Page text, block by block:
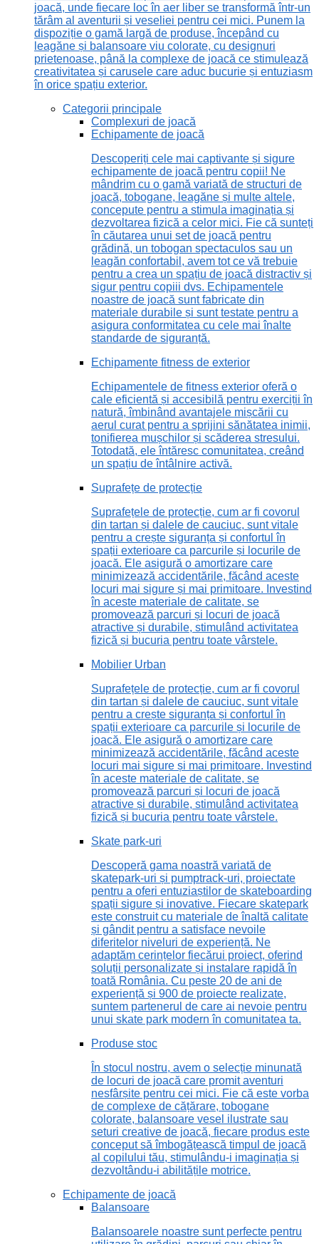
joacă, unde fiecare loc în aer liber se transformă într-un
tărâm al aventurii și veseliei pentru cei mici. Punem la
dispoziție o gamă largă de produse, începând cu
leagăne și balansoare viu colorate, cu designuri
prietenoase, până la complexe de joacă ce stimulează
creativitatea și carusele care aduc bucurie și entuziasm
în orice spațiu exterior.
Categorii principale
Complexuri de joacă
Echipamente de joacă
Descoperiți cele mai captivante și sigure
echipamente de joacă pentru copii! Ne
mândrim cu o gamă variată de structuri de
joacă, tobogane, leagăne și multe altele,
concepute pentru a stimula imaginația și
dezvoltarea fizică a celor mici. Fie că sunteți
în căutarea unui set de joacă pentru
grădină, un tobogan spectaculos sau un
leagăn confortabil, avem tot ce vă trebuie
pentru a crea un spațiu de joacă distractiv și
sigur pentru copiii dvs. Echipamentele
noastre de joacă sunt fabricate din
materiale durabile și sunt testate pentru a
asigura conformitatea cu cele mai înalte
standarde de siguranță.
Echipamente fitness de exterior
Echipamentele de fitness exterior oferă o
cale eficientă și accesibilă pentru exerciții în
natură, îmbinând avantajele mișcării cu
aerul curat pentru a sprijini sănătatea inimii,
tonifierea mușchilor și scăderea stresului.
Totodată, ele întăresc comunitatea, creând
un spațiu de întâlnire activă.
Suprafețe de protecție
Suprafețele de protecție, cum ar fi covorul
din tartan și dalele de cauciuc, sunt vitale
pentru a crește siguranța și confortul în
spații exterioare ca parcurile și locurile de
joacă. Ele asigură o amortizare care
minimizează accidentările, făcând aceste
locuri mai sigure și mai primitoare. Investind
în aceste materiale de calitate, se
promovează parcuri și locuri de joacă
atractive și durabile, stimulând activitatea
fizică și bucuria pentru toate vârstele.
Mobilier Urban
Suprafețele de protecție, cum ar fi covorul
din tartan și dalele de cauciuc, sunt vitale
pentru a crește siguranța și confortul în
spații exterioare ca parcurile și locurile de
joacă. Ele asigură o amortizare care
minimizează accidentările, făcând aceste
locuri mai sigure și mai primitoare. Investind
în aceste materiale de calitate, se
promovează parcuri și locuri de joacă
atractive și durabile, stimulând activitatea
fizică și bucuria pentru toate vârstele.
Skate park-uri
Descoperă gama noastră variată de
skatepark-uri și pumptrack-uri, proiectate
pentru a oferi entuziaștilor de skateboarding
spații sigure și inovative. Fiecare skatepark
este construit cu materiale de înaltă calitate
și gândit pentru a satisface nevoile
diferitelor niveluri de experiență. Ne
adaptăm cerințelor fiecărui proiect, oferind
soluții personalizate și instalare rapidă în
toată România. Cu peste 20 de ani de
experiență și 900 de proiecte realizate,
suntem partenerul de care ai nevoie pentru
unui skate park modern în comunitatea ta.
Produse stoc
În stocul nostru, avem o selecție minunată
de locuri de joacă care promit aventuri
nesfârșite pentru cei mici. Fie că este vorba
de complexe de cățărare, tobogane
colorate, balansoare vesel ilustrate sau
seturi creative de joacă, fiecare produs este
conceput să îmbogățească timpul de joacă
al copilului tău, stimulându-i imaginația și
dezvoltându-i abilitățile motrice.
Echipamente de joacă
Balansoare
Balansoarele noastre sunt perfecte pentru